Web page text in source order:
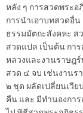
หลัง ๆ การสวดพระ
การนำเอาบทสวดอื่
ธรรมมัตถะสังคหะ
สวดแปล เป็นต้น กา
หลวงและงานราษฎ
สวด ๔ จบ เช่นงานร
๒ ชุด ผลัดเปลี่ยนเวีย
คืน และ มีทำนองกา